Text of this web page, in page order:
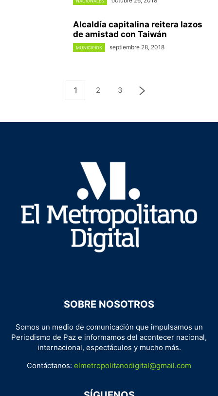
Alcaldía capitalina reitera lazos
de amistad con Taiwán
MUNICIPIOS septiembre 28, 2018
1 2 3
SOBRE NOSOTROS
Somos un medio de comunicación que impulsamos un
Periodismo de Paz e informamos del acontecer nacional,
internacional, espectáculos y mucho más.
Contáctanos: elmetropolitanodigital@gmail.com